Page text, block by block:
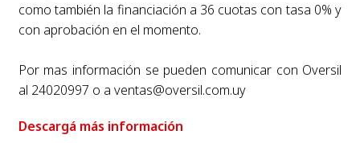
como también la financiación a 36 cuotas con tasa 0% y
con aprobación en el momento.
Por mas información se pueden comunicar con Oversil
al 24020997 o a ventas@oversil.com.uy
Descargá más información